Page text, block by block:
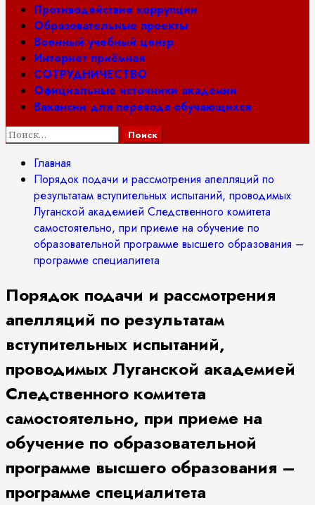
Противодействие коррупции
Образовательные проекты
Военный учебный центр
Интернет приёмная
СОТРУДНИЧЕСТВО
Официальные источники академии
Вакансии для перевода обучающихся
Найти:
Главная
Порядок подачи и рассмотрения апелляций по
результатам вступительных испытаний, проводимых
Луганской академией Следственного комитета
самостоятельно, при приеме на обучение по
образовательной программе высшего образования –
программе специалитета
Порядок подачи и рассмотрения
апелляций по результатам
вступительных испытаний,
проводимых Луганской академией
Следственного комитета
самостоятельно, при приеме на
обучение по образовательной
программе высшего образования –
программе специалитета